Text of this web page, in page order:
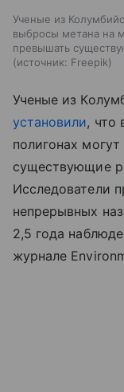
Ученые из
выбросы метана на
превышать
источник: Freepik
Ученые из
установили, что
полигонах
существующие
Исследователи
непрерывных
2,5 года
журнале